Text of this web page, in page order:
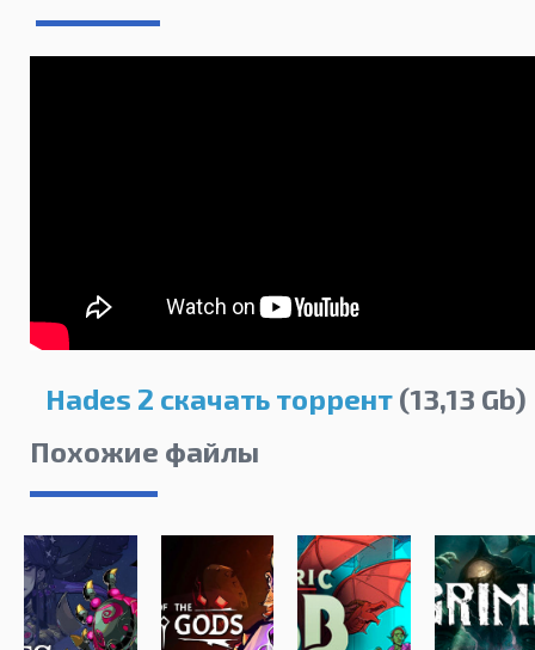
Hades 2 скачать торрент(13,13 Gb)
Похожие файлы